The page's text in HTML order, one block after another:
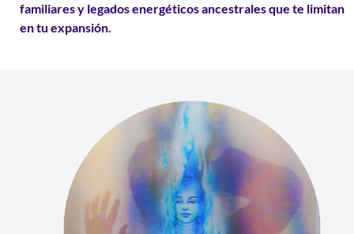
familiaresy legados energéticos ancestrales que te limitan
en tu expansión.